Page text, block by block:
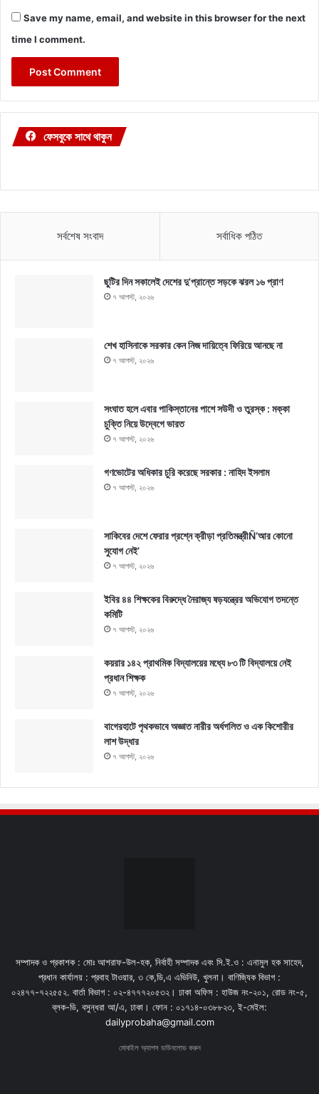
Save my name, email, and website in this browser for the next
time I comment.
ফেসবুকে সাথে থাকুন
সর্বশেষ সংবাদ সর্বাধিক পঠিত
ছুটির দিন সকালেই দেশের দু’প্রান্তে সড়কে ঝরল ১৬ প্রাণ
৭ আগস্ট, ২০২৬
শেখ হাসিনাকে সরকার কেন নিজ দায়িত্বে ফিরিয়ে আনছে না
৭ আগস্ট, ২০২৬
সংঘাত হলে এবার পাকিস্তানের পাশে সউদী ও তুরস্ক : মক্কা
চুক্তি নিয়ে উদ্বেগে ভারত
৭ আগস্ট, ২০২৬
গণভোটের অধিকার চুরি করেছে সরকার : নাহিদ ইসলাম
৭ আগস্ট, ২০২৬
সাকিবের দেশে ফেরার প্রশ্নে ক্রীড়া প্রতিমন্ত্রীÑ‘আর কোনো
সুযোগ নেই’
৭ আগস্ট, ২০২৬
ইবির ৪৪ শিক্ষকের বিরুদ্ধে নৈরাজ্য ষড়যন্ত্রের অভিযোগ তদন্তে
কমিটি
৭ আগস্ট, ২০২৬
কয়রার ১৪২ প্রাথমিক বিদ্যালয়ের মধ্যে ৮৩ টি বিদ্যালয়ে নেই
প্রধান শিক্ষক
৭ আগস্ট, ২০২৬
বাগেরহাটে পৃথকভাবে অজ্ঞাত নারীর অর্ধগলিত ও এক কিশোরীর
লাশ উদ্ধার
৭ আগস্ট, ২০২৬
সম্পাদক ও প্রকাশক : মোঃ আশরাফ-উল-হক, নির্বাহী সম্পাদক এবং সি.ই.ও : এনামুল হক সাহেদ,
প্রধান কার্যালয় : প্রবাহ টাওয়ার, ৩ কে,ডি,এ এভিনিউ, খুলনা। বাণিজ্যিক বিভাগ :
০২৪৭৭-৭২২৫৫২. বার্তা বিভাগ : ০২-৪৭৭৭২০৫৩২। ঢাকা অফিস : হাউজ নং-২০১, রোড নং-৫,
ব্লক-ডি, বসুন্ধরা আ/এ, ঢাকা। ফোন : ০১৭১৪-০৩৮৮২৩, ই-মেইল:
dailyprobaha@gmail.com
মোবাইল অ্যাপস ডাউনলোড করুন